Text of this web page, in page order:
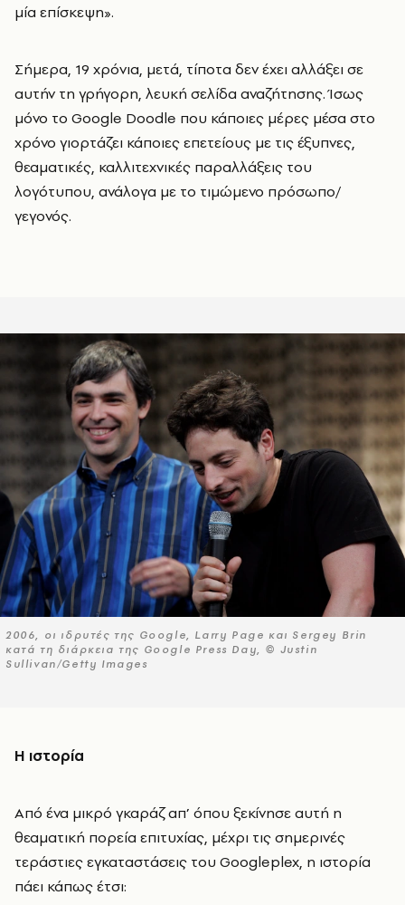
μία επίσκεψη».
Σήμερα, 19 χρόνια, μετά, τίποτα δεν έχει αλλάξει σε
αυτήν τη γρήγορη, λευκή σελίδα αναζήτησης. Ίσως
μόνο το Google Doodle που κάποιες μέρες μέσα στο
χρόνο γιορτάζει κάποιες επετείους με τις έξυπνες,
θεαματικές, καλλιτεχνικές παραλλάξεις του
λογότυπου, ανάλογα με το τιμώμενο πρόσωπο/
γεγονός.
2006, οι ιδρυτές της Google, Larry Page και Sergey Brin
κατά τη διάρκεια της Google Press Day, © Justin
Sullivan/Getty Images
Η ιστορία
Από ένα μικρό γκαράζ απ’ όπου ξεκίνησε αυτή η
θεαματική πορεία επιτυχίας, μέχρι τις σημερινές
τεράστιες εγκαταστάσεις του Googleplex, η ιστορία
πάει κάπως έτσι: